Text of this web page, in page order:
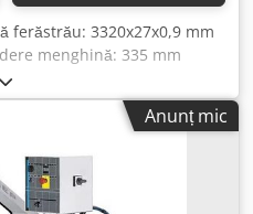
ferăstrău: 3320x27x0,9 mm
menghină: 335 mm
rotund 300 mm
pătrat 260 mm
dreptunghiular
la 45 de grade stânga:
tăiere la 45 de grade stânga:
la 45 de grade stânga:
Anunț mic